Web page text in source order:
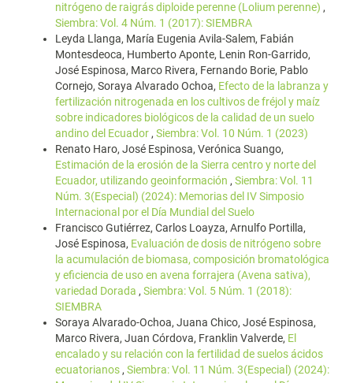
nitrógeno de raigrás diploide perenne (Lolium perenne) ,
Siembra: Vol. 4 Núm. 1 (2017): SIEMBRA
Leyda Llanga, María Eugenia Avila-Salem, Fabián
Montesdeoca, Humberto Aponte, Lenin Ron-Garrido,
José Espinosa, Marco Rivera, Fernando Borie, Pablo
Cornejo, Soraya Alvarado Ochoa, Efecto de la labranza y
fertilización nitrogenada en los cultivos de fréjol y maíz
sobre indicadores biológicos de la calidad de un suelo
andino del Ecuador , Siembra: Vol. 10 Núm. 1 (2023)
Renato Haro, José Espinosa, Verónica Suango,
Estimación de la erosión de la Sierra centro y norte del
Ecuador, utilizando geoinformación , Siembra: Vol. 11
Núm. 3(Especial) (2024): Memorias del IV Simposio
Internacional por el Día Mundial del Suelo
Francisco Gutiérrez, Carlos Loayza, Arnulfo Portilla,
José Espinosa, Evaluación de dosis de nitrógeno sobre
la acumulación de biomasa, composición bromatológica
y eficiencia de uso en avena forrajera (Avena sativa),
variedad Dorada , Siembra: Vol. 5 Núm. 1 (2018):
SIEMBRA
Soraya Alvarado-Ochoa, Juana Chico, José Espinosa,
Marco Rivera, Juan Córdova, Franklin Valverde, El
encalado y su relación con la fertilidad de suelos ácidos
ecuatorianos , Siembra: Vol. 11 Núm. 3(Especial) (2024):